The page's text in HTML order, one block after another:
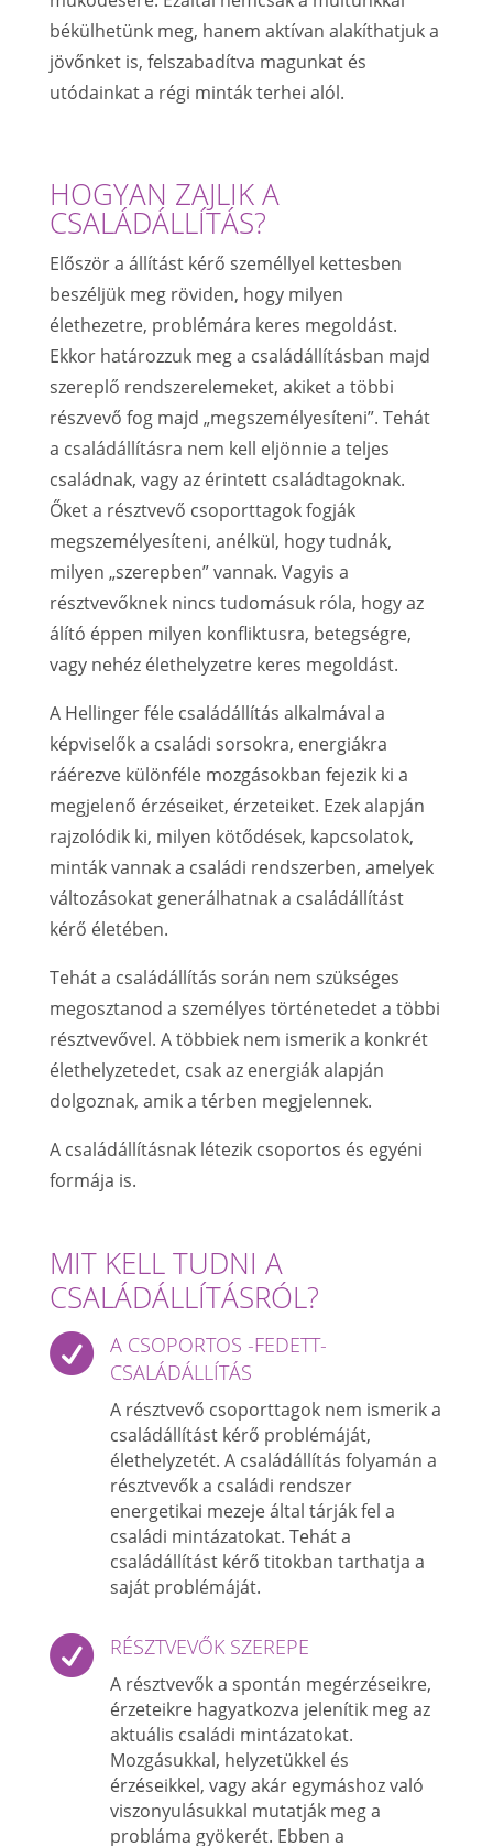
békülhetünk meg, hanem aktívan alakíthatjuk a
jövőnket is, felszabadítva magunkat és
utódainkat a régi minták terhei alól.
HOGYAN ZAJLIK A
CSALÁDÁLLÍTÁS?
Először a állítást kérő személlyel kettesben
beszéljük meg röviden, hogy milyen
élethezetre, problémára keres megoldást.
Ekkor határozzuk meg a családállításban majd
szereplő rendszerelemeket, akiket a többi
részvevő fog majd „megszemélyesíteni”. Tehát
a családállításra nem kell eljönnie a teljes
családnak, vagy az érintett családtagoknak.
Őket a résztvevő csoporttagok fogják
megszemélyesíteni, anélkül, hogy tudnák,
milyen „szerepben” vannak. Vagyis a
résztvevőknek nincs tudomásuk róla, hogy az
álító éppen milyen konfliktusra, betegségre,
vagy nehéz élethelyzetre keres megoldást.
A Hellinger féle családállítás alkalmával a
képviselők a családi sorsokra, energiákra
ráérezve különféle mozgásokban fejezik ki a
megjelenő érzéseiket, érzeteiket. Ezek alapján
rajzolódik ki, milyen kötődések, kapcsolatok,
minták vannak a családi rendszerben, amelyek
változásokat generálhatnak a családállítást
kérő életében.
Tehát a családállítás során nem szükséges
megosztanod a személyes történetedet a többi
résztvevővel. A többiek nem ismerik a konkrét
élethelyzetedet, csak az energiák alapján
dolgoznak, amik a térben megjelennek.
A családállításnak létezik csoportos és egyéni
formája is.
MIT KELL TUDNI A
CSALÁDÁLLÍTÁSRÓL?

A CSOPORTOS -FEDETT-
CSALÁDÁLLÍTÁS
A résztvevő csoporttagok nem ismerik a
családállítást kérő problémáját,
élethelyzetét. A családállítás folyamán a
résztvevők a családi rendszer
energetikai mezeje által tárják fel a
családi mintázatokat. Tehát a
családállítást kérő titokban tarthatja a
saját problémáját.
 RÉSZTVEVŐK SZEREPE
A résztvevők a spontán megérzéseikre,
érzeteikre hagyatkozva jelenítik meg az
aktuális családi mintázatokat.
Mozgásukkal, helyzetükkel és
érzéseikkel, vagy akár egymáshoz való
viszonyulásukkal mutatják meg a
probláma gyökerét. Ebben a